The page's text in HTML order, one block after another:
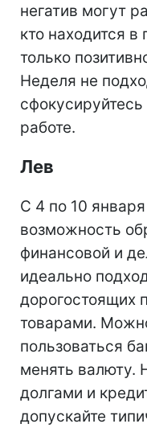
негатив могут
кто находится
только
Неделя не
работе.
Лев
С 4 по 10
возможность
финансовой и
идеально
дорогостоящих
товарами.
пользоваться
менять валюту.
долгами и
допускайте